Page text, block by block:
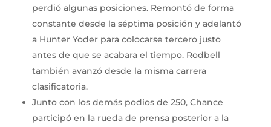
perdió algunas posiciones. Remontó de forma
constante desde la séptima posición y adelantó
a Hunter Yoder para colocarse tercero justo
antes de que se acabara el tiempo. Rodbell
también avanzó desde la misma carrera
clasificatoria.
Junto con los demás podios de 250, Chance
participó en la rueda de prensa posterior a la